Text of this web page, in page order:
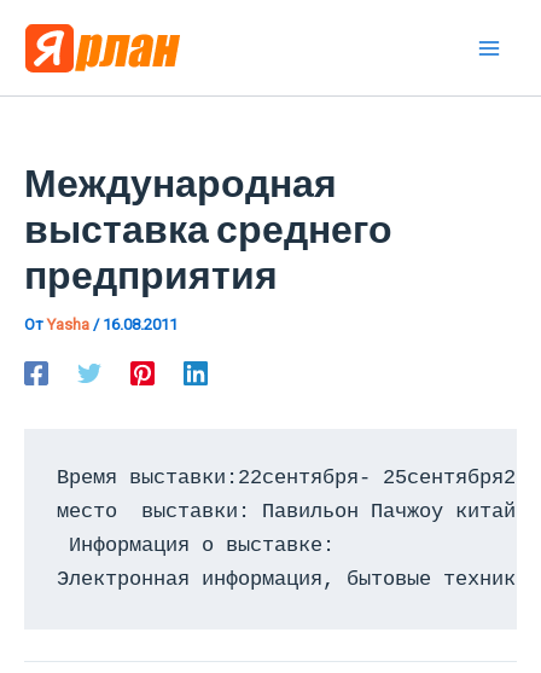
Международная
выставка среднего
предприятия
ОтYasha / 16.08.2011
Время выставки:22сентября-
место  выставки: Павильон Пачжоу
Информация о выставке:
Электронная информация, бытовые